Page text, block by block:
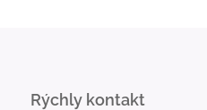
Rýchly kontakt